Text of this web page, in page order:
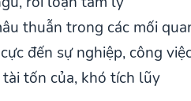
thuẫn trong các mối
đến sự nghiệp, công
tài tốn của, khó tích lũy